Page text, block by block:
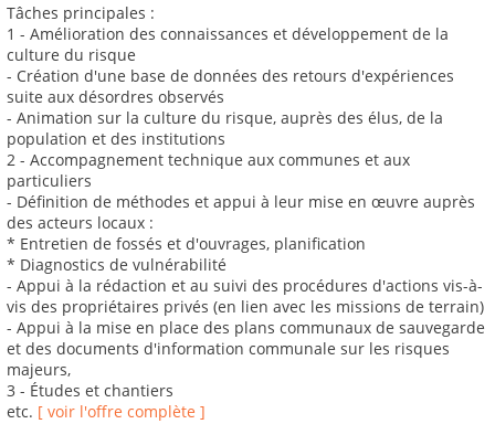
Tâches principales :
1 - Amélioration des connaissances et développement de la
culture du risque
- Création d'une base de données des retours d'expériences
suite aux désordres observés
- Animation sur la culture du risque, auprès des élus, de la
population et des institutions
2 - Accompagnement technique aux communes et aux
particuliers
- Définition de méthodes et appui à leur mise en œuvre auprès
des acteurs locaux :
* Entretien de fossés et d'ouvrages, planification
* Diagnostics de vulnérabilité
- Appui à la rédaction et au suivi des procédures d'actions vis-à-
vis des propriétaires privés (en lien avec les missions de terrain)
- Appui à la mise en place des plans communaux de sauvegarde
et des documents d'information communale sur les risques
majeurs,
3 - Études et chantiers
etc. [ voir l'offre complète ]